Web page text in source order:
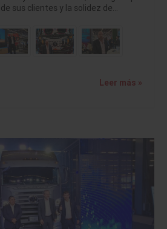
sus clientes y la solidez de…
Leer más »